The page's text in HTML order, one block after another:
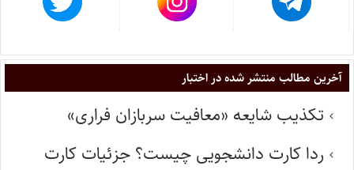
آخرین مطالب منتشر شده در اختبار
تکذیب شایعه «معافیت سربازان فراری»
ردا کارت دانشجویی چیست؟ جزئیات کارت